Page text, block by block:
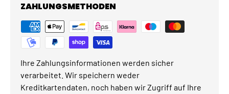
ZAHLUNGSMETHODEN
Ihre Zahlungsinformationen werden sicher
verarbeitet. Wir speichern weder
Kreditkartendaten, noch haben wir Zugriff auf Ihre